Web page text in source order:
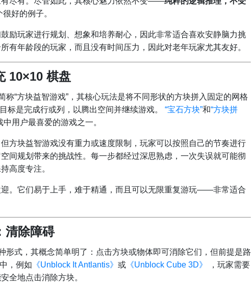
好的例子。
励玩家进行规划、想象和培养耐心，因此非常适合喜欢安静脑力挑
有年龄段的玩家，而且没有时间压力，因此对老年玩家尤其友好。
10×10 棋盘
称“方块益智游戏”，其核心玩法是将不同形状的方块拼入固定的网格
标是完成行或列，以腾出空间并继续游戏。 “宝石方块”和“方块拼
用户最喜爱的游戏之一。
方块益智游戏没有重力或速度限制，玩家可以按照自己的节奏进行
间规划带来的挑战性。每一步都经过深思熟虑，一次失误就可能彻
高度专注。
。它们易于上手，难于精通，而且可以无限重复游玩——非常适合
清除障碍
形式，其概念简单明了：点击方块或物体即可消除它们，但前提是路
，例如 《Unblock It Antlantis》 或 《Unblock Cube 3D》
，玩家需要
全地点击消除方块。